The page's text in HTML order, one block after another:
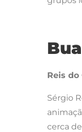
Reis
Sérgio
cerca